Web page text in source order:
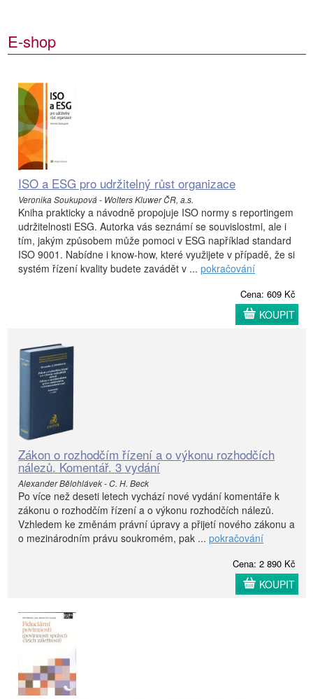
E-shop
ISO a ESG pro udržitelný růst organizace
Veronika Soukupová - Wolters Kluwer ČR, a.s.
Kniha prakticky a návodně propojuje ISO normy s reportingem
udržitelnosti ESG. Autorka vás seznámí se souvislostmi, ale i
tím, jakým způsobem může pomoci v ESG například standard
ISO 9001. Nabídne i know-how, které využijete v případě, že si
systém řízení kvality budete zavádět v ... pokračování
Cena: 609 Kč
KOUPIT
Zákon o rozhodčím řízení a o výkonu rozhodčích
nálezů. Komentář. 3 vydání
Alexander Bělohlávek - C. H. Beck
Po více než deseti letech vychází nové vydání komentáře k
zákonu o rozhodčím řízení a o výkonu rozhodčích nálezů.
Vzhledem ke změnám právní úpravy a přijetí nového zákonu a
o mezinárodním právu soukromém, pak ... pokračování
Cena: 2 890 Kč
KOUPIT